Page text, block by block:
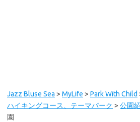
Jazz Bluse Sea > MyLife > Park With Child
ハイキングコース、テーマパーク > 公園
園